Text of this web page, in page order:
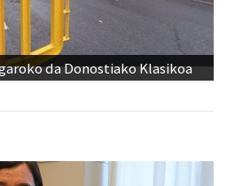
da Donostiako Klasikoa